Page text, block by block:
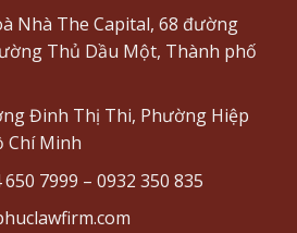
Nhà The Capital, 68 đường
Thủ Dầu Một, Thành phố
Đinh Thị Thi, Phường Hiệp
Chí Minh
650 7999 – 0932 350 835